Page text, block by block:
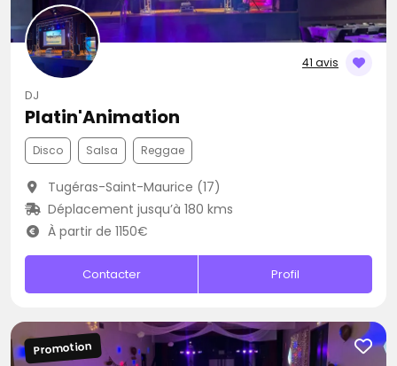
41 avis
DJ
Platin'Animation
Disco Salsa Reggae
Tugéras-Saint-Maurice (17)
Déplacement jusqu’à 180 kms
À partir de 1150€
Contacter Profil
Promotion